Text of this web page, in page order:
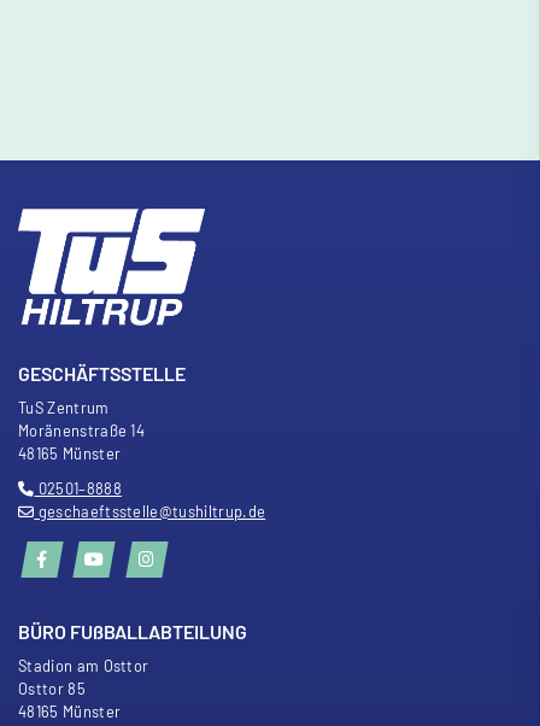
GESCHÄFTSSTELLE
TuS Zentrum
Moränenstraße 14
48165 Münster
02501–8888
geschaeftsstelle@tushiltrup.de
BÜRO FUßBALLABTEILUNG
Stadion am Osttor
Osttor 85
48165 Münster